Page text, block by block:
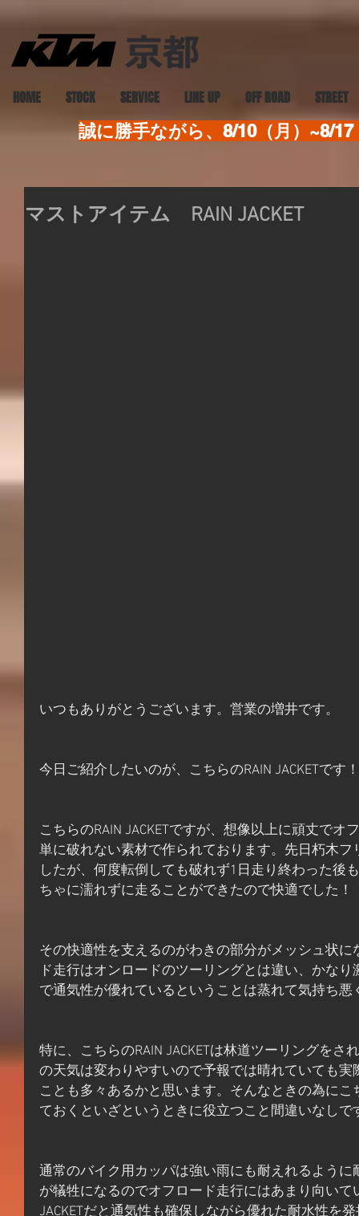
HOME STOCK SERVICE LINE UP OFF ROAD STREET
誠に勝手ながら、8/10（月）~8/
マストアイテム RAIN JACKET
いつもありがとうございます。営業の増井です。
今日ご紹介したいのが、こちらのRAIN JACKETです！
こちらのRAIN JACKETですが、想像以上に頑丈でオ
単に破れない素材で作られております。先日朽木
したが、何度転倒しても破れず1日走り終わった後
ちゃに濡れずに走ることができたので快適でした！
その快適性を支えるのがわきの部分がメッシュ状
ド走行はオンロードのツーリングとは違い、かな
で通気性が優れているということは蒸れて気持ち悪
特に、こちらのRAIN JACKETは林道ツーリングをさ
の天気は変わりやすいので予報では晴れていても
ことも多々あるかと思います。そんなときの為にこ
ておくといざというときに役立つこと間違いなしで
通常のバイク用カッパは強い雨にも耐えれるよう
が犠牲になるのでオフロード走行にはあまり向い
JACKETだと通気性も確保しながら優れた耐水性を